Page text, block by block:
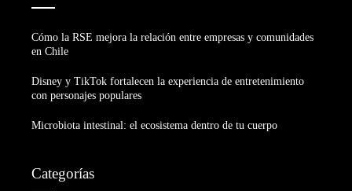
Cómo la RSE mejora la relación entre empresas y comunidades
en Chile
Disney y TikTok fortalecen la experiencia de entretenimiento
con personajes populares
Microbiota intestinal: el ecosistema dentro de tu cuerpo
Categorías